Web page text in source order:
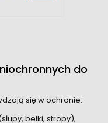
do
się w ochronie:
belki, stropy),